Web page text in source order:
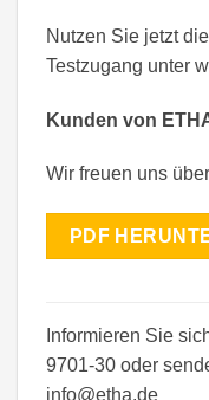
Nutzen Sie jetzt
Testzugang unter
Kunden von
Wir freuen uns
PDF
Informieren Sie
9701-30 oder
info@etha.de